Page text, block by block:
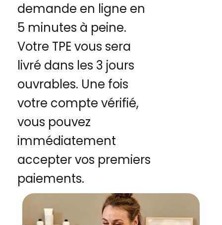
demande en ligne en
5 minutes à peine.
Votre TPE vous sera
livré dans les 3 jours
ouvrables. Une fois
votre compte vérifié,
vous pouvez
immédiatement
accepter vos premiers
paiements.